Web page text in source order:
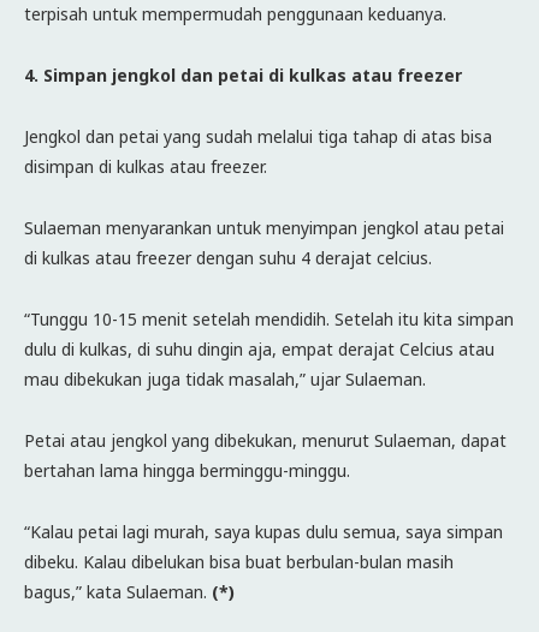
terpisah untuk mempermudah penggunaan keduanya.
4. Simpan jengkol dan petai di kulkas atau freezer
Jengkol dan petai yang sudah melalui tiga tahap di atas bisa
disimpan di kulkas atau freezer.
Sulaeman menyarankan untuk menyimpan jengkol atau petai
di kulkas atau freezer dengan suhu 4 derajat celcius.
“Tunggu 10-15 menit setelah mendidih. Setelah itu kita simpan
dulu di kulkas, di suhu dingin aja, empat derajat Celcius atau
mau dibekukan juga tidak masalah,” ujar Sulaeman.
Petai atau jengkol yang dibekukan, menurut Sulaeman, dapat
bertahan lama hingga berminggu-minggu.
“Kalau petai lagi murah, saya kupas dulu semua, saya simpan
dibeku. Kalau dibelukan bisa buat berbulan-bulan masih
bagus,” kata Sulaeman. (*)